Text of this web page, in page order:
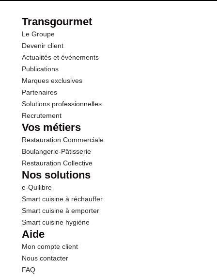
dont Sucres
Protéines
Sel
Sodium
Transgourmet
Le Groupe
Devenir client
Actualités et événements
Publications
Marques exclusives
Partenaires
Solutions professionnelles
Recrutement
Vos métiers
Restauration Commerciale
Boulangerie-Pâtisserie
Restauration Collective
Nos solutions
e-Quilibre
Smart cuisine à réchauffer
Smart cuisine à emporter
Smart cuisine hygiène
Aide
Mon compte client
Nous contacter
FAQ